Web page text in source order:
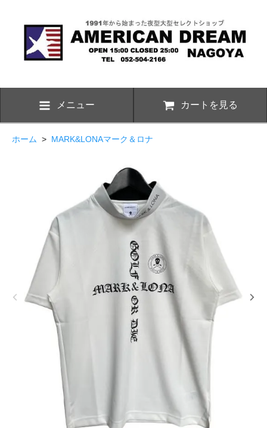
メニュー カートを見る
ホーム > MARK&LONAマーク＆ロナ